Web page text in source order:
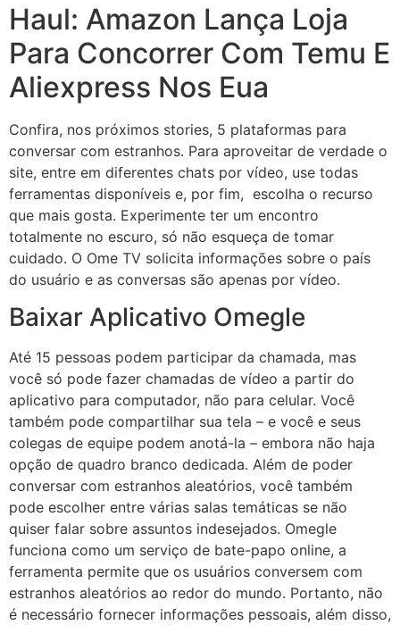
Haul: Amazon Lança Loja
Para Concorrer Com Temu E
Aliexpress Nos Eua
Confira, nos próximos stories, 5 plataformas para
conversar com estranhos. Para aproveitar de verdade o
site, entre em diferentes chats por vídeo, use todas
ferramentas disponíveis e, por fim, escolha o recurso
que mais gosta. Experimente ter um encontro
totalmente no escuro, só não esqueça de tomar
cuidado. O Ome TV solicita informações sobre o país
do usuário e as conversas são apenas por vídeo.
Baixar Aplicativo Omegle
Até 15 pessoas podem participar da chamada, mas
você só pode fazer chamadas de vídeo a partir do
aplicativo para computador, não para celular. Você
também pode compartilhar sua tela – e você e seus
colegas de equipe podem anotá-la – embora não haja
opção de quadro branco dedicada. Além de poder
conversar com estranhos aleatórios, você também
pode escolher entre várias salas temáticas se não
quiser falar sobre assuntos indesejados. Omegle
funciona como um serviço de bate-papo online, a
ferramenta permite que os usuários conversem com
estranhos aleatórios ao redor do mundo. Portanto, não
é necessário fornecer informações pessoais, além disso,